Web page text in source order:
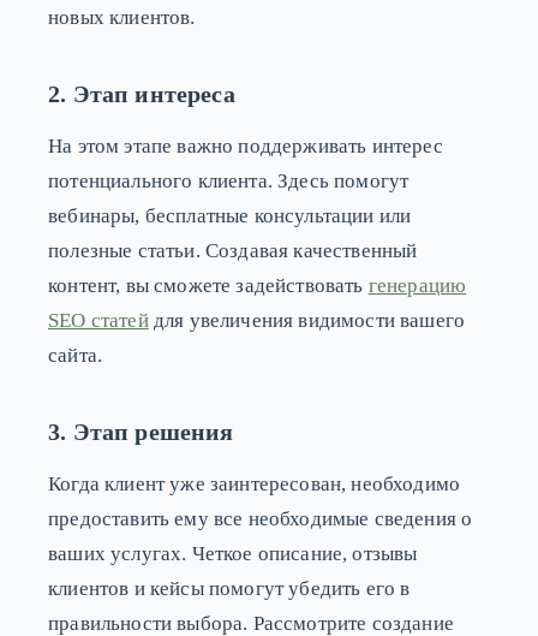
новых клиентов.
2. Этап интереса
На этом этапе важно поддерживать интерес
потенциального клиента. Здесь помогут
вебинары, бесплатные консультации или
полезные статьи. Создавая качественный
контент, вы сможете задействовать генерацию
SEO статейдля увеличения видимости вашего
сайта.
3. Этап решения
Когда клиент уже заинтересован, необходимо
предоставить ему все необходимые сведения о
ваших услугах. Четкое описание, отзывы
клиентов и кейсы помогут убедить его в
правильности выбора. Рассмотрите создание